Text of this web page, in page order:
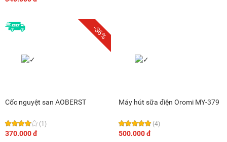
-36%
Cốc nguyệt san AOBERST
(1)
370.000 đ
Máy hút sữa điện Oromi MY-379
(4)
500.000 đ